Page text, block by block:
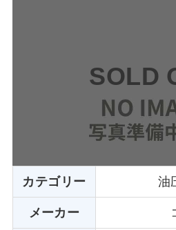
SOLD
カテゴリー 油
メーカー